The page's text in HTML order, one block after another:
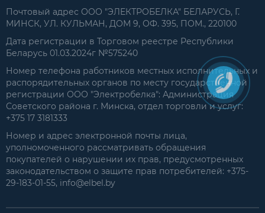
Почтовый адрес ООО "ЭЛЕКТРОБЕЛКА" БЕЛАРУСЬ, Г.
МИНСК, УЛ. КУЛЬМАН, ДОМ 9, ОФ. 395, ПОМ., 220100
Дата регистрации в Торговом реестре Республики
Беларусь 01.03.2024г №575240
Номер телефона работников местных исполнительных и
распорядительных органов по месту государственной
регистрации ООО "Электробелка": Администрация
Советского района г. Минска, отдел торговли и услуг:
+375 17 3181333
Номер и адрес электронной почты лица,
уполномоченного рассматривать обращения
покупателей о нарушении их прав, предусмотренных
законодательством о защите прав потребителей: +375-
29-183-01-55, info@elbel.by